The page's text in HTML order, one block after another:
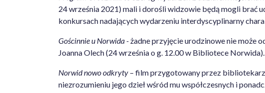
24 września 2021) mali i dorośli widzowie będą mogli brać
konkursach nadających wydarzeniu interdyscyplinarny
Gościnnie u Norwida -żadne przyjęcie urodzinowe nie może
Joanna Olech (24 września o g. 12.00 w Bibliotece Norwida).
Norwid nowo odkryty – film przygotowany przez
niezrozumieniu jego dzieł wśród mu współczesnych i